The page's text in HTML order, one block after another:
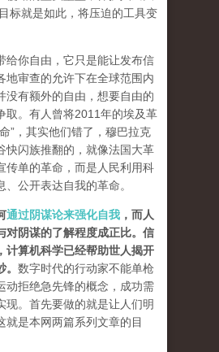
就是如此，将压迫的工具变
给你自由，它只是能让发布信
地审查的允许下在全球范围内
没有额外的自由，想要自由的
取。有人曾将2011年的埃及革
”，其实他们错了，穆巴拉克
快闪族推翻的，就像法国大革
传单的革命，而是人民利用科
公开表达自我的革命。
通过阴谋论来强化自我 ，而人
对阴谋的了解程度成正比。信
计算机科学已经帮助世人揭开
。 数字时代的行动家不能单枪
动拒绝急先锋的概念，成功需
现。首先要做的就是让人们明
就是本网两篇系列文章的目